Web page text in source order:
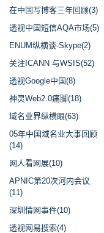
在中国写博客三年回顾(3)
透视中国短信AQA市场(5)
ENUM纵横谈-Skype(2)
关注ICANN 与WSIS(52)
透视Google中国(8)
神灵Web2.0痛脚(18)
域名业界纵横眼(63)
05年中国域名业大事回顾
(14)
网人看网展(10)
APNIC第20次河内会议
(11)
深圳情网事件(10)
透视网易搜索(4)